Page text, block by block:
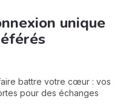
unique
battre votre cœur : vos
pour des échanges